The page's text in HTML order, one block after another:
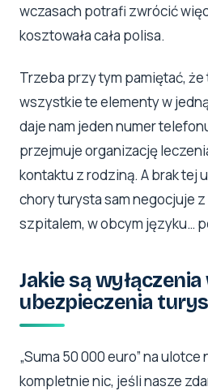
wczasach potrafi zwrócić
kosztowała cała polisa.
Trzeba przy tym pamiętać,
wszystkie te elementy w
daje nam jeden numer
przejmuje organizację
kontaktu z rodziną. A brak tej
chory turysta sam negocjuje
szpitalem, w obcym języku…
Jakie są wyłączenia
ubezpieczenia
„Suma 50 000 euro” na
kompletnie nic, jeśli nasze